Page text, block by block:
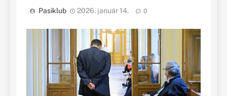
Pasiklub 2026. január 14. 0